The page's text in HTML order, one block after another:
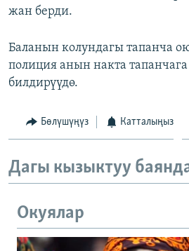
ЫҢГАЙСЫЗ СУРООЛОР
ЭЕ/АРнун бардык сайттары
жан берди.
Баланын колундагы тапанча
полиция анын накта
билдирүүдө.
Бөлүшүңүз Катталыңыз
Дагы кызыктуу
Окуялар